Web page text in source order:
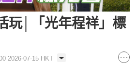
玩│「光年程祥」標
2026-07-15 HKT